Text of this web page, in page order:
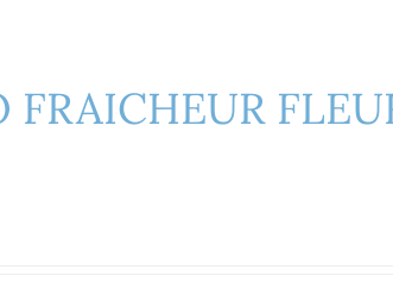
FRAICHEUR